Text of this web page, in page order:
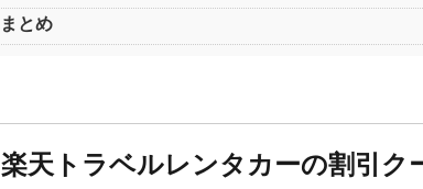
まとめ
楽天トラベルレンタカーの割引ク